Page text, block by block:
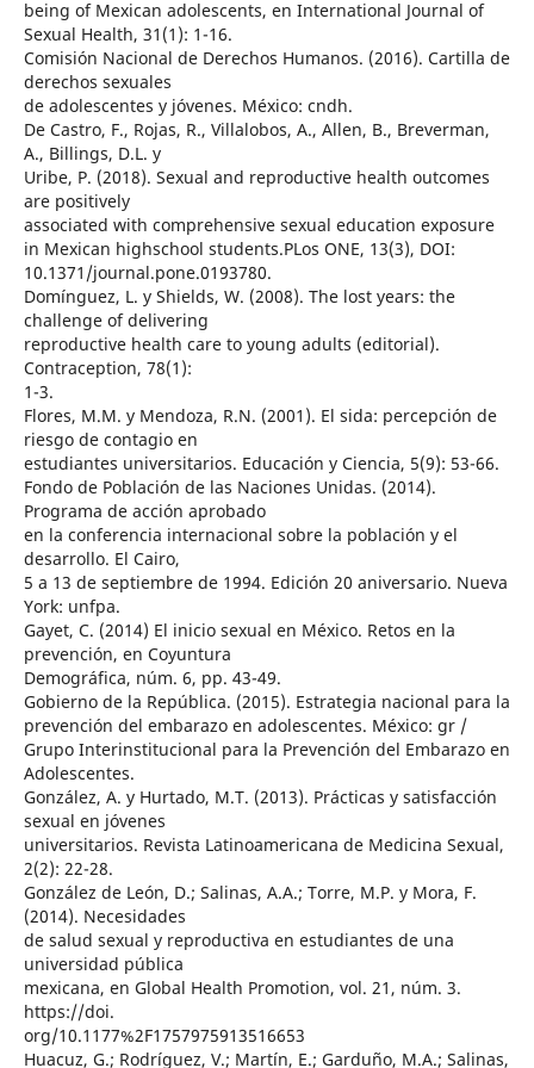
being of Mexican adolescents, en International Journal of
Sexual Health, 31(1): 1-16.
Comisión Nacional de Derechos Humanos. (2016). Cartilla de
derechos sexuales
de adolescentes y jóvenes. México: cndh.
De Castro, F., Rojas, R., Villalobos, A., Allen, B., Breverman,
A., Billings, D.L. y
Uribe, P. (2018). Sexual and reproductive health outcomes
are positively
associated with comprehensive sexual education exposure
in Mexican highschool students.PLos ONE, 13(3), DOI:
10.1371/journal.pone.0193780.
Domínguez, L. y Shields, W. (2008). The lost years: the
challenge of delivering
reproductive health care to young adults (editorial).
Contraception, 78(1):
1-3.
Flores, M.M. y Mendoza, R.N. (2001). El sida: percepción de
riesgo de contagio en
estudiantes universitarios. Educación y Ciencia, 5(9): 53-66.
Fondo de Población de las Naciones Unidas. (2014).
Programa de acción aprobado
en la conferencia internacional sobre la población y el
desarrollo. El Cairo,
5 a 13 de septiembre de 1994. Edición 20 aniversario. Nueva
York: unfpa.
Gayet, C. (2014) El inicio sexual en México. Retos en la
prevención, en Coyuntura
Demográfica, núm. 6, pp. 43-49.
Gobierno de la República. (2015). Estrategia nacional para la
prevención del embarazo en adolescentes. México: gr /
Grupo Interinstitucional para la Prevención del Embarazo en
Adolescentes.
González, A. y Hurtado, M.T. (2013). Prácticas y satisfacción
sexual en jóvenes
universitarios. Revista Latinoamericana de Medicina Sexual,
2(2): 22-28.
González de León, D.; Salinas, A.A.; Torre, M.P. y Mora, F.
(2014). Necesidades
de salud sexual y reproductiva en estudiantes de una
universidad pública
mexicana, en Global Health Promotion, vol. 21, núm. 3.
https://doi.
org/10.1177%2F1757975913516653
Huacuz, G.; Rodríguez, V.; Martín, E.; Garduño, M.A.; Salinas,